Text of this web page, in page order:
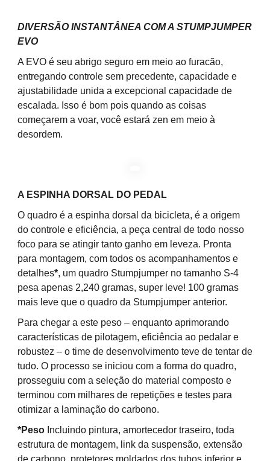
DIVERSÃO INSTANTÂNEA COM A STUMPJUMPER
EVO
A EVO é seu abrigo seguro em meio ao furacão,
entregando controle sem precedente, capacidade e
ajustabilidade unida a excepcional capacidade de
escalada. Isso é bom pois quando as coisas
começarem a voar, você estará zen em meio à
desordem.
A ESPINHA DORSAL DO PEDAL
O quadro é a espinha dorsal da bicicleta, é a origem
do controle e eficiência, a peça central de todo nosso
foco para se atingir tanto ganho em leveza. Pronta
para montagem, com todos os acompanhamentos e
detalhes*, um quadro Stumpjumper no tamanho S-4
pesa apenas 2,240 gramas, super leve! 100 gramas
mais leve que o quadro da Stumpjumper anterior.
Para chegar a este peso – enquanto aprimorando
características de pilotagem, eficiência ao pedalar e
robustez – o time de desenvolvimento teve de tentar de
tudo. O processo se iniciou com a forma do quadro,
prosseguiu com a seleção do material composto e
terminou com milhares de repetições e testes para
otimizar a laminação do carbono.
*Peso Incluindo pintura, amortecedor traseiro, toda
estrutura de montagem, link da suspensão, extensão